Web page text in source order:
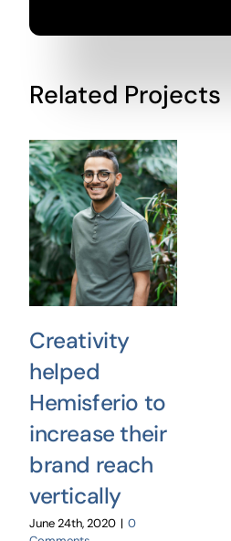
Related Projects
Creativity
helped
Hemisferio to
increase their
brand reach
vertically
June 24th, 2020 | 0